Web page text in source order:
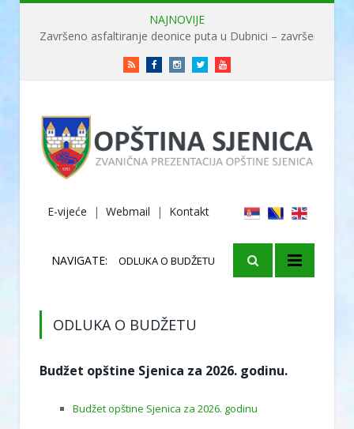
NAJNOVIJE
RSS FacebookInstagramTwitterYoutube
E-vijeće | Webmail | Kontakt
NAVIGATE: ODLUKA O BUDŽETU
ODLUKA O BUDŽETU
Budžet opštine Sjenica za 2026. godinu.
Budžet opštine Sjenica za 2026. godinu